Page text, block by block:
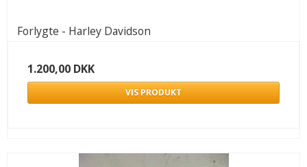
Forlygte - Harley Davidson
1.200,00 DKK
VIS PRODUKT